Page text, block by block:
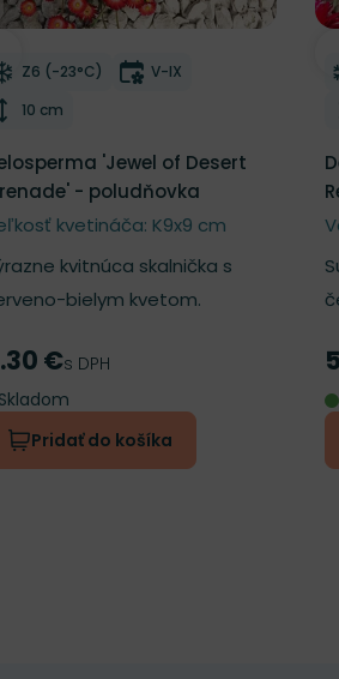
do zoznamu želaní
Mrazuvzdornosť
Z6 (-23°C) Doba kvitnutia
V-IX
Výška rastliny
10 cm
'Jewel of Desert
- poludňovka
kvetináča: K9x9 cm
kvitnúca skalnička s
bielym kvetom.
€s DPH
Skladom
Pridať do košíka